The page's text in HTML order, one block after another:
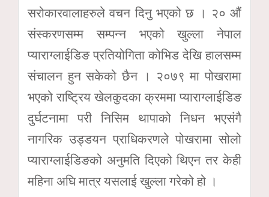
सरोकारवालाहरुले वचन दिनु भएको छ । २० औं
संस्करणसम्म सम्पन्न भएको खुल्ला नेपाल
प्याराग्लाईडिङ प्रतियोगिता कोभिड देखि हालसम्म
संचालन हुन सकेको छैन । २०७९ मा पोखरामा
भएको राष्ट्रिय खेलकुदका क्रममा प्याराग्लाईडिङ
दुर्घटनामा परी निसिम थापाको निधन भएसंगै
नागरिक उड्डयन प्राधिकरणले पोखरामा सोलो
प्याराग्लाईडिङको अनुमति दिएको थिएन तर केही
महिना अघि मात्र यसलाई खुल्ला गरेको हो ।